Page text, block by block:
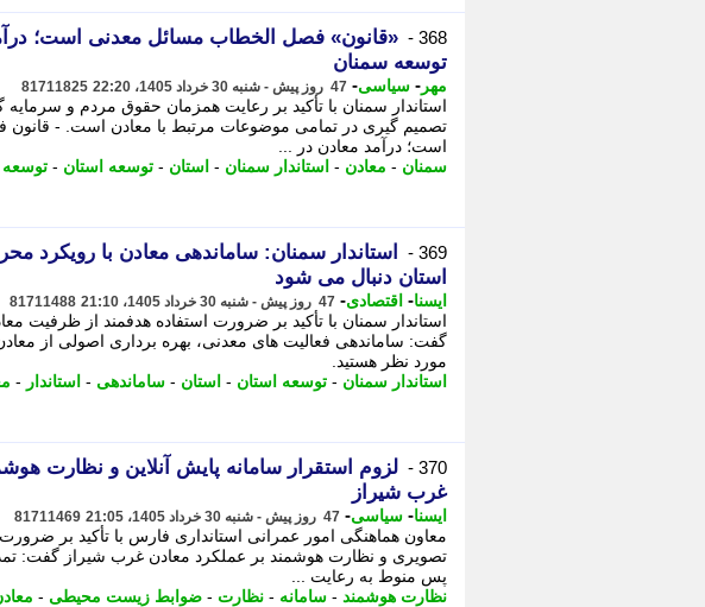
368 -
«قانون» فصل الخطاب مسائل معدنی است؛
توسعه سمنان
مهر - سیاسی- 47 روز پیش - شنبه 30 خرداد 1405، 22:20 81711825
استاندار سمنان با تأکید بر رعایت همزمان حقوق مردم و
تصمیم گیری در تمامی موضوعات مرتبط با معادن است. -
است؛ درآمد معادن در ...
سمنان - معادن - استاندار سمنان - استان - توسعه استان - توسعه
369 -
استاندار سمنان: ساماندهی معادن با رویکرد
استان دنبال می شود
ایسنا- اقتصادی- 47 روز پیش - شنبه 30 خرداد 1405، 21:10 81711488
استاندار سمنان با تأکید بر ضرورت استفاده هدفمند از ظرفیت
گفت: ساماندهی فعالیت های معدنی، بهره برداری اصولی از
ﻣﻮرد ﻧﻈﺮ ﻫﺴﺘﯿﺪ.
استاندار سمنان - توسعه استان - استان - ساماندهی - استاندار -
370 -
لزوم استقرار سامانه پایش آنلاین و نظارت
غرب شیراز
ایسنا- سیاسی- 47 روز پیش - شنبه 30 خرداد 1405، 21:05 81711469
معاون هماهنگی امور عمرانی استانداری فارس با تأکید بر
تصویری و نظارت هوشمند بر عملکرد معادن غرب شیراز گفت:
پس منوط به رعایت ...
نظارت هوشمند - سامانه - نظارت - ضوابط زیست محیطی -